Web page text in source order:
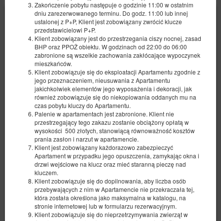
Zakończenie pobytu następuje o godzinie 11:00 w ostatnim
dniu zarezerwowanego terminu. Do godz. 11:00 lub innej
ustalonej z P+P, Klient jest zobowiązany zwrócić klucze
przedstawicielowi P+P.
Klient zobowiązany jest do przestrzegania ciszy nocnej, zasad
BHP oraz PPOŻ obiektu. W godzinach od 22:00 do 06:00
zabronione są wszelkie zachowania zakłócające wypoczynek
mieszkańców.
Klient zobowiązuje się do eksploatacji Apartamentu zgodnie z
jego przeznaczeniem, nieusuwania z Apartamentu
jakichkolwiek elementów jego wyposażenia i dekoracji, jak
również zobowiązuje się do niekopiowania oddanych mu na
czas pobytu kluczy do Apartamentu.
Palenie w apartamentach jest zabronione. Klient nie
przestrzegający tego zakazu zostanie obciążony opłatą w
wysokości 500 złotych, stanowiącą równoważność kosztów
prania zasłon i narzut w apartamencie.
Klient jest zobowiązany każdorazowo zabezpieczyć
Apartament w przypadku jego opuszczenia, zamykając okna i
drzwi wejściowe na klucz oraz mieć staranną pieczę nad
kluczem.
Klient zobowiązuje się do dopilnowania, aby liczba osób
przebywających z nim w Apartamencie nie przekraczała tej,
która została określona jako maksymalna w katalogu, na
stronie internetowej lub w formularzu rezerwacyjnym.
Klient zobowiązuje się do nieprzetrzymywania zwierząt w
Apartament 2
2 pers. 1 double bed (Double)
502.68 zł